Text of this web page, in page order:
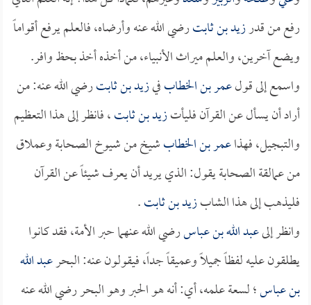
رفع من قدرزيد بن ثابترضي الله عنه وأرضاه، فالعلم يرفع أقواماً
ويضع آخرين، والعلم ميراث الأنبياء، من أخذه أخذ بحظ وافر.
واسمع إلى قولعمر بن الخطابفيزيد بن ثابترضي الله عنه: من
أراد أن يسأل عن القرآن فليأتزيد بن ثابت، فانظر إلى هذا التعظيم
والتبجيل، فهذاعمر بن الخطابشيخ من شيوخ الصحابة وعملاق
من عمالقة الصحابة يقول: الذي يريد أن يعرف شيئاً عن القرآن
فليذهب إلى هذا الشابزيد بن ثابت.
وانظر إلىعبد الله بن عباسرضي الله عنهما حبر الأمة، فقد كانوا
يطلقون عليه لفظاً جميلاً وعميقاً جداً، فيقولون عنه: البحرعبد الله
بن عباس؛ لسعة علمه، أي: أنه هو الحبر وهو البحر رضي الله عنه